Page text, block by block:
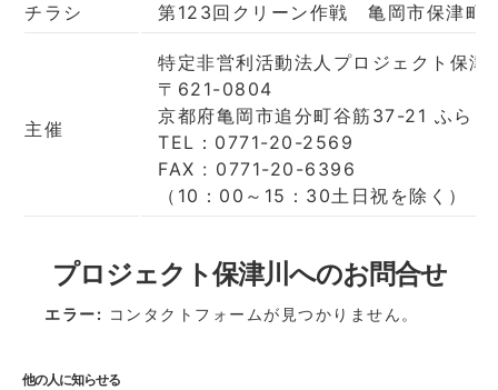
チラシ 第123回クリーン作戦 亀岡市保津町
主催
特定非営利活動法人プロジェクト保津
〒621-0804
京都府亀岡市追分町谷筋37-21 ふらっ
TEL： 0771-20-2569
FAX : 0771-20-6396
（10：00～15：30土日祝を除く）
プロジェクト保津川へのお問合せ
エラー: コンタクトフォームが見つかりません。
他の人に知らせる